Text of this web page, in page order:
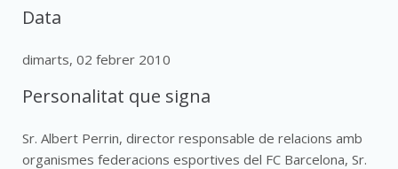
Data
dimarts, 02 febrer 2010
Personalitat que signa
Sr. Albert Perrin, director responsable de relacions amb
organismes federacions esportives del FC Barcelona, Sr.